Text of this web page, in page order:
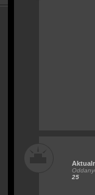
25